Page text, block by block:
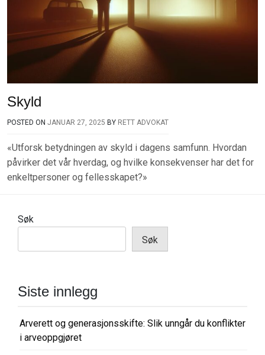
Skyld
POSTED ON JANUAR 27, 2025 BY RETT ADVOKAT
«Utforsk betydningen av skyld i dagens samfunn. Hvordan
påvirker det vår hverdag, og hvilke konsekvenser har det for
enkeltpersoner og fellesskapet?»
Søk
Søk
Siste innlegg
Arverett og generasjonsskifte: Slik unngår du konflikter
i arveoppgjøret